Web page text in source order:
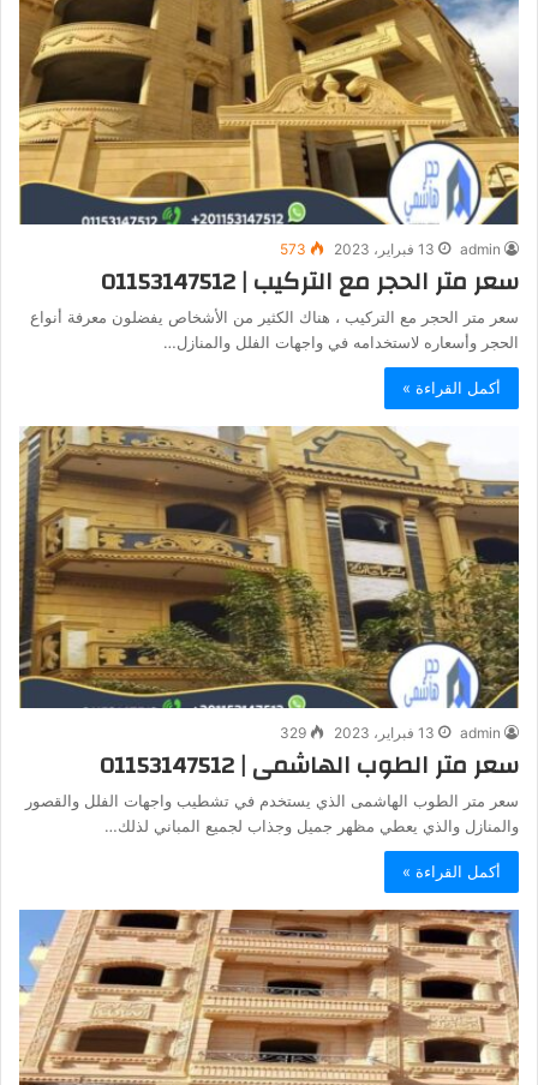
admin 13 فبراير، 2023 573
سعر متر الحجر مع التركيب | 01153147512
سعر متر الحجر مع التركيب ، هناك الكثير من الأشخاص يفضلون معرفة أنواع
الحجر وأسعاره لاستخدامه في واجهات الفلل والمنازل…
أكمل القراءة »
admin 13 فبراير، 2023 329
سعر متر الطوب الهاشمى | 01153147512
سعر متر الطوب الهاشمى الذي يستخدم في تشطيب واجهات الفلل والقصور
والمنازل والذي يعطي مظهر جميل وجذاب لجميع المباني لذلك…
أكمل القراءة »